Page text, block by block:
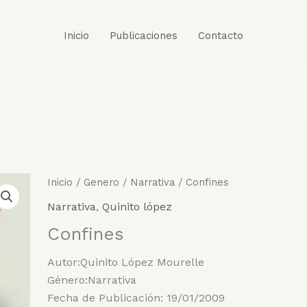
Inicio Publicaciones Contacto
Inicio / Genero / Narrativa / Confines
Narrativa,Quinito lópez
Confines
Autor:Quinito López Mourelle
Género:Narrativa
Fecha de Publicación: 19/01/2009